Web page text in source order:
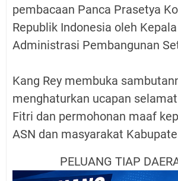
pembacaan Panca Prasetya
Republik Indonesia oleh
Administrasi Pembangunan
Kang Rey membuka
menghaturkan ucapan
Fitri dan permohonan maaf
ASN dan masyarakat
PELUANG TIAP